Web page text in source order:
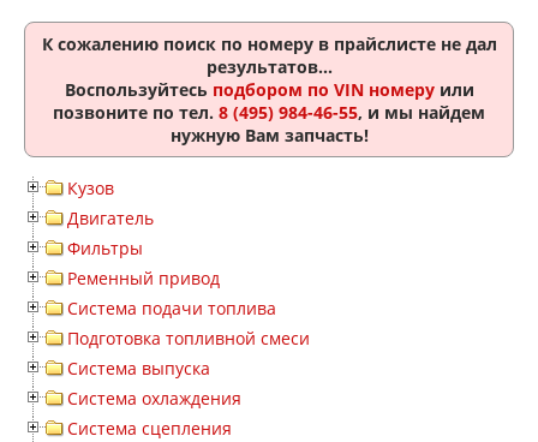
К сожалению поиск по номеру в прайслисте не дал
результатов...
Воспользуйтесь подбором по VIN номеруили
позвоните по тел. 8 (495) 984-46-55, и мы найдем
нужную Вам запчасть!
Кузов
Двигатель
Фильтры
Ременный привод
Система подачи топлива
Подготовка топливной смеси
Система выпуска
Система охлаждения
Система сцепления